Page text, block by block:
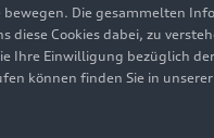
bewegen. Die gesammelten
diese Cookies dabei, zu
Ihre Einwilligung bezüglich
können finden Sie in unserer